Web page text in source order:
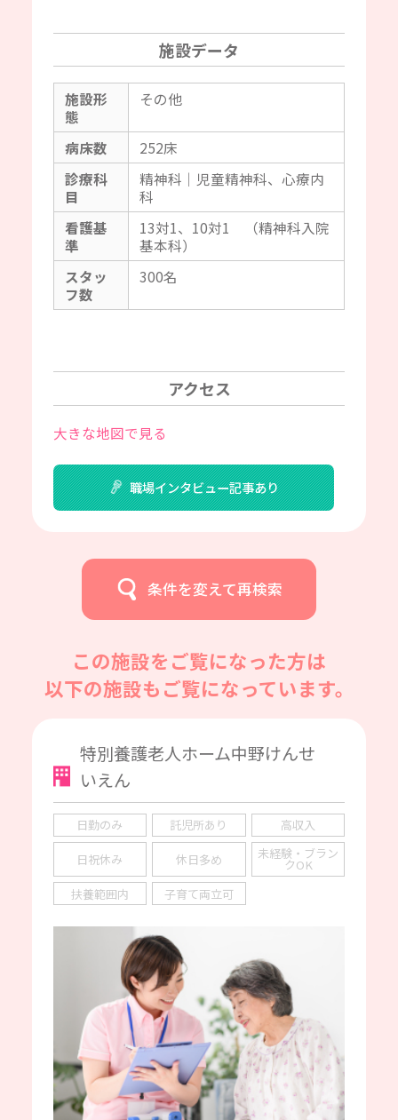
施設データ
施設形
態
その他
病床数
252床
診療科
目
精神科｜児童精神科、心療内
科
看護基
準
13対1、10対1 （精神科入院
基本科）
スタッ
フ数
300名
アクセス
大きな地図で見る
職場インタビュー記事あり
条件を変えて再検索
この施設をご覧になった方は
以下の施設もご覧になっています。
特別養護老人ホーム中野けんせ
いえん
日勤のみ 託児所あり 高収入
日祝休み 休日多め 未経験・ブラン
クOK
扶養範囲内
子育て両立可